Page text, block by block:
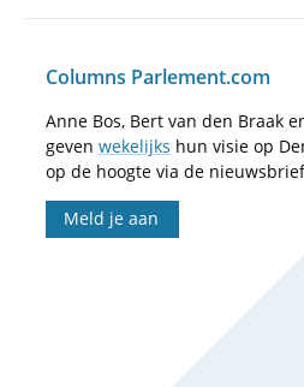
Columns Parlement.com
Anne Bos, Bert van den Braak
geven wekelijks hun visie op
op de hoogte via de
Meld je aan